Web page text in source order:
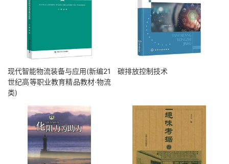
现代智能物流装备与应用(新编21
世纪高等职业教育精品教材·物流
类)
碳排放控制技术